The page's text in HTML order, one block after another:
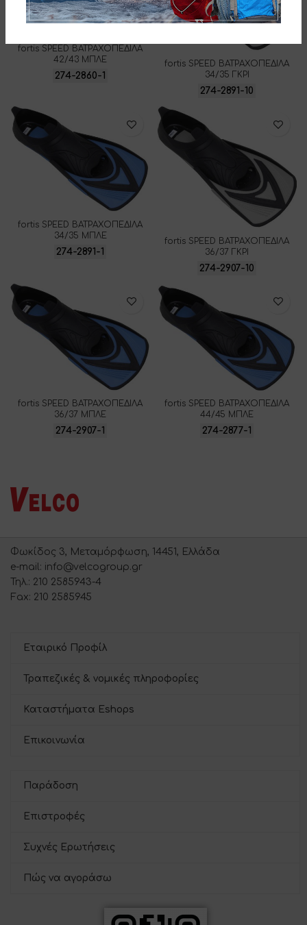
fortis SPEED ΒΑΤΡΑΧΟΠΕΔΙΛΑ
42/43 ΜΠΛΕ
274-2860-1
fortis SPEED ΒΑΤΡΑΧΟΠΕΔΙΛΑ
34/35 ΓΚΡΙ
274-2891-10
fortis SPEED ΒΑΤΡΑΧΟΠΕΔΙΛΑ
34/35 ΜΠΛΕ
274-2891-1
fortis SPEED ΒΑΤΡΑΧΟΠΕΔΙΛΑ
36/37 ΓΚΡΙ
274-2907-10
fortis SPEED ΒΑΤΡΑΧΟΠΕΔΙΛΑ
36/37 ΜΠΛΕ
274-2907-1
fortis SPEED ΒΑΤΡΑΧΟΠΕΔΙΛΑ
44/45 ΜΠΛΕ
274-2877-1
Φωκίδος 3, Μεταμόρφωση, 14451, Ελλάδα
e-mail: info@velcogroup.gr
Τηλ.: 210 2585943-4
Fax: 210 2585945
Εταιρικό Προφίλ
Τραπεζικές & νομικές πληροφορίες
Καταστήματα Eshops
Επικοινωνία
Παράδοση
Επιστροφές
Συχνές Ερωτήσεις
Πώς να αγοράσω